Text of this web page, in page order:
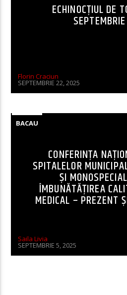
ECHINOCȚIUL DE
Florin Craciun
SEPTEMBRIE 22, 2025
BACAU
CONFERINȚA
SPITALELOR
ȘI
ÎMBUNĂTĂȚIREA
MEDICAL – PREZENT
Saila Livia
SEPTEMBRIE 5, 2025